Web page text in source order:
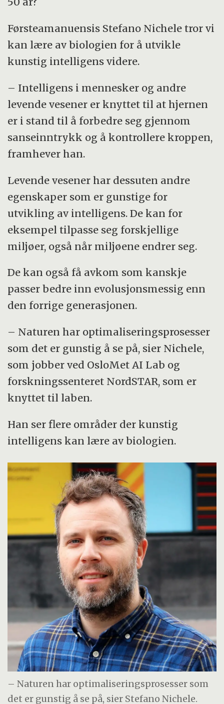
Førsteamanuensis Stefano Nichele tror vi
kan lære av biologien for å utvikle
kunstig intelligens videre.
– Intelligens i mennesker og andre
levende vesener er knyttet til at hjernen
er i stand til å forbedre seg gjennom
sanseinntrykk og å kontrollere kroppen,
framhever han.
Levende vesener har dessuten andre
egenskaper som er gunstige for
utvikling av intelligens. De kan for
eksempel tilpasse seg forskjellige
miljøer, også når miljøene endrer seg.
De kan også få avkom som kanskje
passer bedre inn evolusjonsmessig enn
den forrige generasjonen.
– Naturen har optimaliseringsprosesser
som det er gunstig å se på, sier Nichele,
som jobber ved OsloMet AI Lab og
forskningssenteret NordSTAR, som er
knyttet til laben.
Han ser flere områder der kunstig
intelligens kan lære av biologien.
– Naturen har optimaliseringsprosesser som
det er gunstig å se på, sier Stefano Nichele.